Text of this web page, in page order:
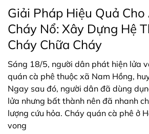
Giải Pháp Hiệu Quả
Cháy Nổ: Xây Dựng Hệ
Cháy Chữa Cháy
Sáng 18/5, người dân phát hiện lửa
quán cà phê thuộc xã Nam Hồng,
Ngay sau đó, người dân đã dùng
lửa nhưng bất thành nên đã nhanh
lượng cứu hỏa. Cháy quán cà phê ở
vong